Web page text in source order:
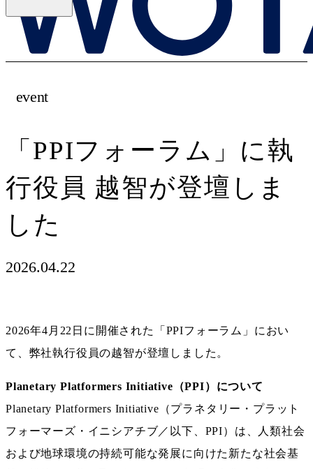
event
「PPIフォーラム」に執
行役員 越智が登壇しま
した
2026.04.22
2026年4月22日に開催された「PPIフォーラム」におい
て、弊社執行役員の越智が登壇しました。
Planetary Platformers Initiative（PPI）について
Planetary Platformers Initiative（プラネタリー・プラット
フォーマーズ・イニシアチブ／以下、PPI）は、人類社会
および地球環境の持続可能な発展に向けた新たな社会基